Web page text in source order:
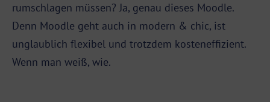
rumschlagen müssen? Ja, genau dieses Moodle.
Denn Moodle geht auch in modern & chic, ist
unglaublich flexibel und trotzdem kosteneffizient.
Wenn man weiß, wie.